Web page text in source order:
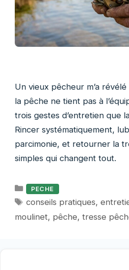
Un vieux pêcheur m’a
la pêche ne tient pas à
trois gestes d’entretien que
Rincer systématiquement,
parcimonie, et retourner la
simples qui changent tout.
Catégories
PECHE
Étiquettes
conseils pratiques,
moulinet, pêche, tresse